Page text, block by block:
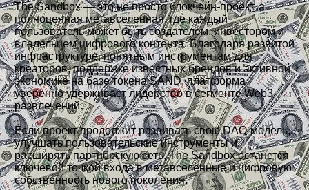
The Sandbox — это не просто блокчейн-проект, а
полноценная метавселенная, где каждый
пользователь может быть создателем, инвестором и
владельцем цифрового контента. Благодаря развитой
инфраструктуре, понятным инструментам для
креаторов, поддержке известных брендов и активной
экономике на базе токена SAND, платформа
уверенно удерживает лидерство в сегменте Web3-
развлечений.
Если проект продолжит развивать свою DAO-модель,
улучшать пользовательские инструменты и
расширять партнёрскую сеть, The Sandbox останется
ключевой точкой входа в метавселенные и цифровую
собственность нового поколения.